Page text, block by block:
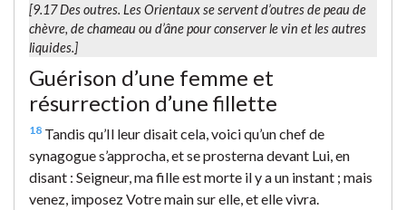
[9.17Des outres. Les Orientaux se servent d’outres de peau de
chèvre, de chameau ou d’âne pour conserver le vin et les autres
liquides.]
Guérison d’une femme et
résurrection d’une fillette
18 Tandis qu’Il leur disait cela, voici qu’un chef de
synagogue s’approcha, et se prosterna devant Lui, en
disant : Seigneur, ma fille est morte il y a un instant ; mais
venez, imposez Votre main sur elle, et elle vivra.